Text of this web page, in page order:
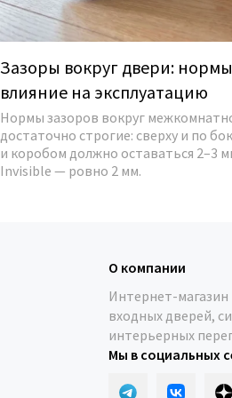
Зазоры вокруг двери:
влияние на эксплуатацию
Нормы зазоров вокруг
достаточно строгие: сверху и по
и коробом должно оставаться 2–3
Invisible — ровно 2 мм.
О компании
Интернет-
входных дверей,
интерьерных
Мы в социальных